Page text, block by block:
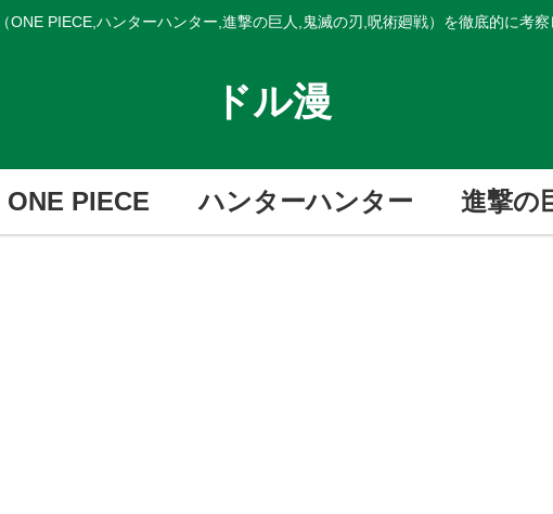
ONE PIECE,ハンターハンター,進撃の巨人,鬼滅の刃,呪術廻戦）を徹底的に考察
ドル漫
ONE PIECE ハンターハンター 進撃の